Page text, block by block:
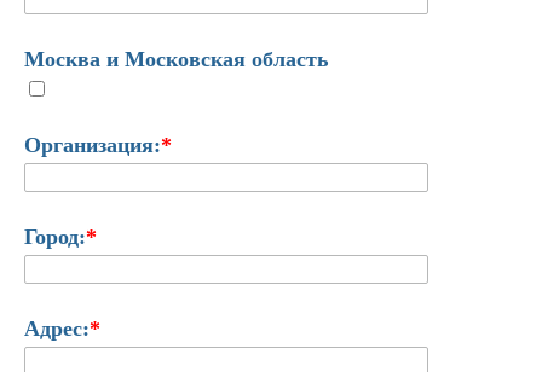
Москва и Московская область
Организация:*
Город:*
Адрес:*